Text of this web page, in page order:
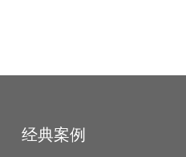
经典案例